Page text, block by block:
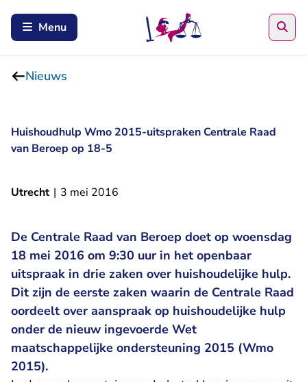
Menu
Nieuws
Huishoudhulp Wmo 2015-uitspraken Centrale Raad
van Beroep op 18-5
Utrecht | 3 mei 2016
De Centrale Raad van Beroep doet op woensdag
18 mei 2016 om 9:30 uur in het openbaar
uitspraak in drie zaken over huishoudelijke hulp.
Dit zijn de eerste zaken waarin de Centrale Raad
oordeelt over aanspraak op huishoudelijke hulp
onder de nieuw ingevoerde Wet
maatschappelijke ondersteuning 2015 (Wmo
2015).